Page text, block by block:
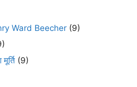
Ward Beecher (9)
मूर्ति (9)